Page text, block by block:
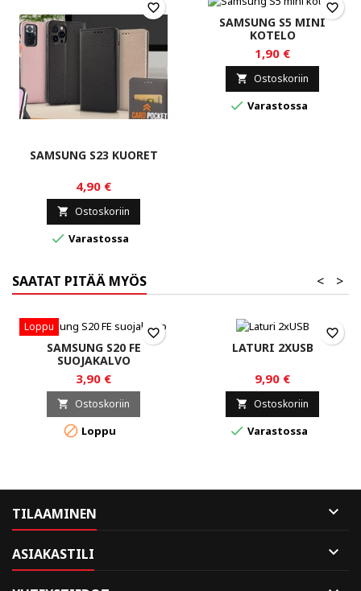
SAMSUNG S23 KUORET
4,90 €
 Ostoskoriin
 Varastossa
favorite_border
SAMSUNG S5 MINI
KOTELO
1,90 €
 Ostoskoriin
 Varastossa
favorite_border
SAATAT PITÄÄ MYÖS >
<
Loppu
SAMSUNG S20 FE
SUOJAKALVO
3,90 €
 Ostoskoriin
 Loppu
favorite_border
LATURI 2XUSB
9,90 €
 Ostoskoriin
 Varastossa
favorite_border
TILAAMINEN 
ASIAKASTILI 